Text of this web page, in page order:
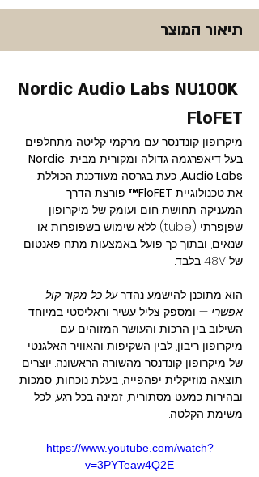
תיאור המוצר
Nordic Audio Labs NU100K
FloFET
מיקרופון קונדנסר עם מרקמי קליטה מתחלפים
בעל דיאפרגמה גדולה ומקורית מבית Nordic
Audio Labs, כעת בגרסה מעודכנת הכוללת
את טכנולוגיית FloFET™
פורצת הדרך,
המעניקה תחושת חום ועומק של מיקרופון
שפןפרתי (tube) ללא שימוש בשפופרות או
שנאים, ובתוך כך פועל באמצעות מתח פאנטום
של 48V בלבד.
הוא מתוכנן להישמע נהדר על כל מקור קול
אפשרי — ומספק צליל עשיר וראליסטי במיוחד,
השילוב בין הרכות והעושר המזוהים עם
מיקרופון ריבון, לבין השקיפות והאוויר האלגנטי
של מיקרופון קונדנסר מהשורה הראשונה. יוצרים
תוצאה מוזיקלית יפהפייה, בעלת נוכחות, סמכות
ובהירות כמעט מסתורית, זמינה בכל רגע, לכל
משימת הקלטה.
https://www.youtube.com/watch?
v=3PYTeaw4Q2E